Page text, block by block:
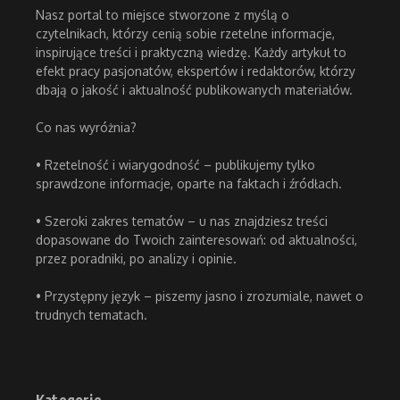
Nasz portal to miejsce stworzone z myślą o
czytelnikach, którzy cenią sobie rzetelne informacje,
inspirujące treści i praktyczną wiedzę. Każdy artykuł to
efekt pracy pasjonatów, ekspertów i redaktorów, którzy
dbają o jakość i aktualność publikowanych materiałów.
Co nas wyróżnia?
• Rzetelność i wiarygodność – publikujemy tylko
sprawdzone informacje, oparte na faktach i źródłach.
• Szeroki zakres tematów – u nas znajdziesz treści
dopasowane do Twoich zainteresowań: od aktualności,
przez poradniki, po analizy i opinie.
• Przystępny język – piszemy jasno i zrozumiale, nawet o
trudnych tematach.